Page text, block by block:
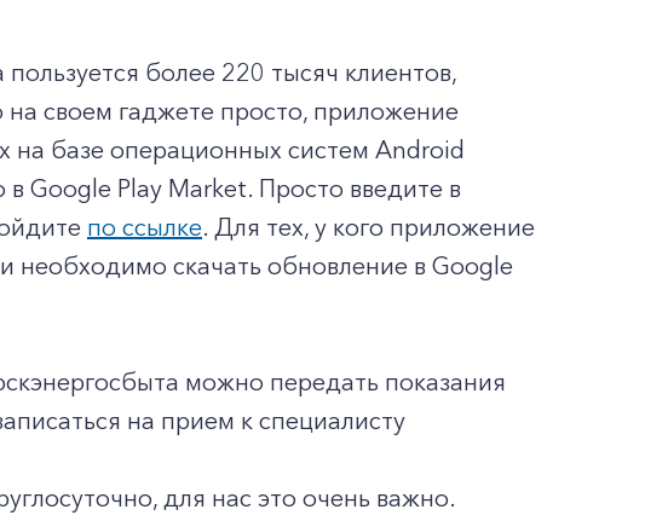
более 220 тысяч клиентов,
на своем гаджете просто, приложение
на базе операционных систем Android
Google Play Market. Просто введите в
по ссылке. Для тех, у кого приложение
необходимо скачать обновление в Google
можно передать показания
на прием к специалисту
для нас это очень важно.